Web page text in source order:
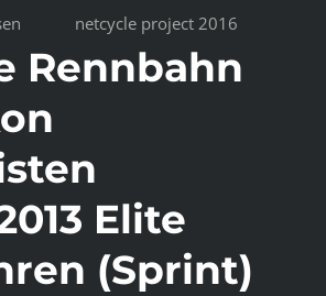
netcycle project 2016
Rennbahn
Elite
(Sprint)